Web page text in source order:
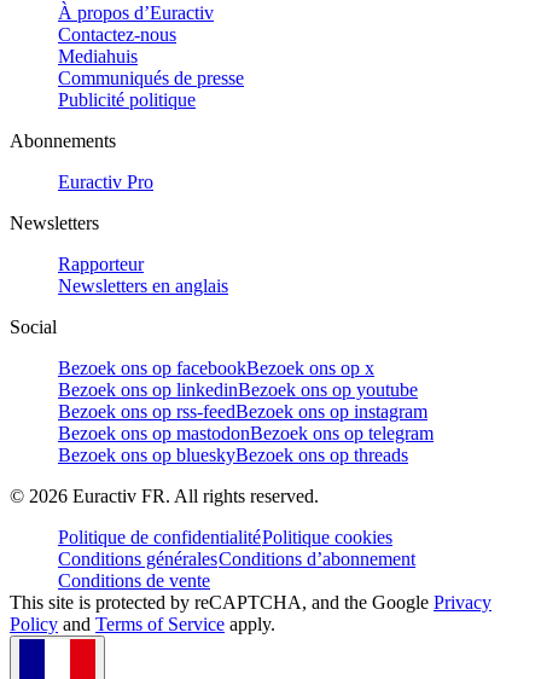
À propos d’Euractiv
Contactez-nous
Mediahuis
Communiqués de presse
Publicité politique
Abonnements
Euractiv Pro
Newsletters
Rapporteur
Newsletters en anglais
Social
Bezoek ons op facebookBezoek ons op x
Bezoek ons op linkedinBezoek ons op youtube
Bezoek ons op rss-feedBezoek ons op instagram
Bezoek ons op mastodonBezoek ons op telegram
Bezoek ons op blueskyBezoek ons op threads
© 2026 Euractiv FR. All rights reserved.
Politique de confidentialitéPolitique cookies
Conditions généralesConditions d’abonnement
Conditions de vente
This site is protected by reCAPTCHA, and the Google Privacy
Policy and Terms of Service apply.